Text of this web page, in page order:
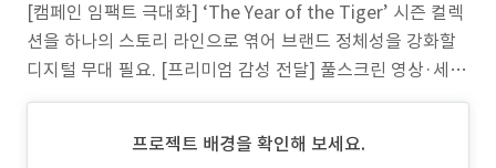
[캠페인 임팩트 극대화] ‘The Year of the Tiger’ 시즌 컬렉
션을 하나의 스토리 라인으로 엮어 브랜드 정체성을 강화할
디지털 무대 필요. [프리미엄 감성 전달] 풀스크린 영상·세리
프 타이포·다층 그리드로 럭셔리 톤앤매너를 일관되게 유지.
을 접목해 Z세대·밀레니얼 고객의 기대치 충족.
프로젝트 배경을 확인해 보세요.